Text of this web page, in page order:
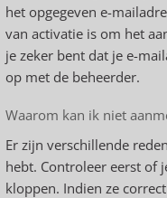
het opgegeven e-
van activatie is om het
je zeker bent dat je e-
op met de beheerder.
Waarom kan ik niet
Er zijn verschillende
hebt. Controleer eerst of
kloppen. Indien ze